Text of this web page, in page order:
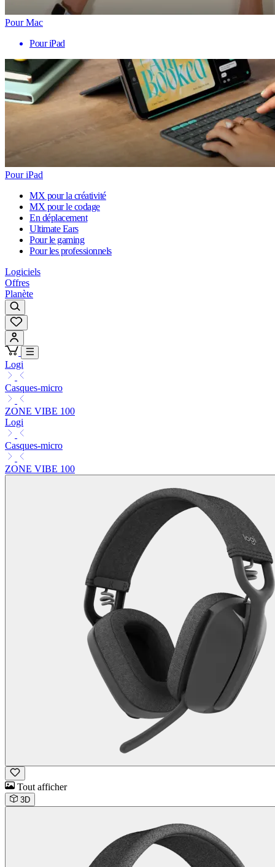
Pour Mac
Pour iPad
Pour iPad
MX pour la créativité
MX pour le codage
En déplacement
Ultimate Ears
Pour le gaming
Pour les professionnels
Logiciels
Offres
Planète
Logi
Casques-micro
ZONE VIBE 100
Logi
Casques-micro
ZONE VIBE 100
Tout afficher
3D